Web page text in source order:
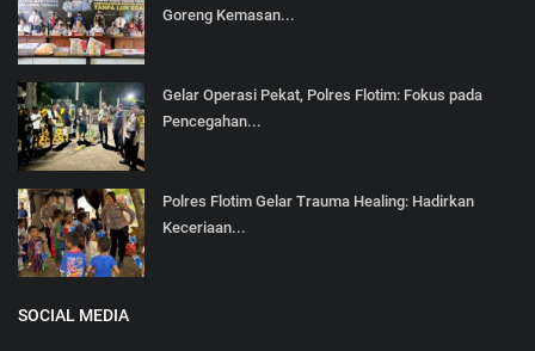
Goreng Kemasan...
Gelar Operasi Pekat, Polres Flotim: Fokus pada
Pencegahan...
Polres Flotim Gelar Trauma Healing: Hadirkan
Keceriaan...
SOCIAL MEDIA